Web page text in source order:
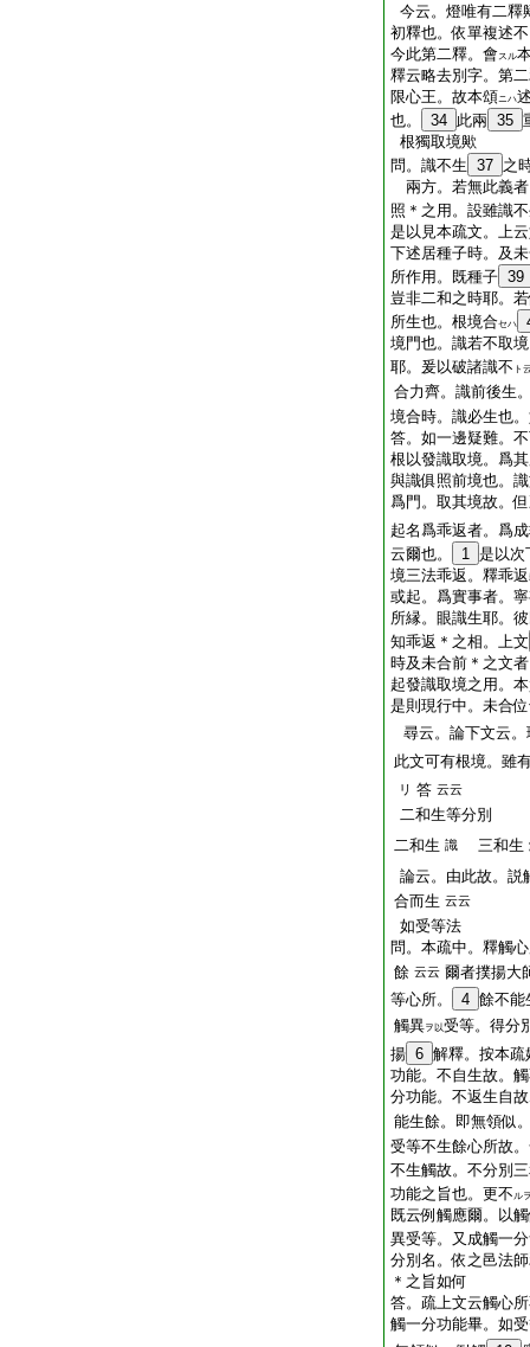
今云。燈唯有二釋
初釋也。依單複述
今此第二釋。會スル
釋云略去別字。第
限心王。故本頌ニハ
也。
34 此兩 35
根獨取境歟
問。識不生 37 之
兩方。若無此義
照＊之用。設雖識
是以見本疏文。上
下述居種子時。及
所作用。既種子 39
豈非二和之時耶。
所生也。根境合セハ
境門也。識若不取
耶。爰以破諸識不 ト
合力齊。識前後生
境合時。識必生也
答。如一邊疑難。
根以發識取境。爲
與識俱照前境也。
爲門。取其境故。
起名爲乖返者。爲
云爾也。
1 是以次
境三法乖返。釋乖
或起。爲實事者。
所縁。眼識生耶。
知乖返＊之相。上文
時及未合前＊之文
起發識取境之用。
是則現行中。未合
尋云。論下文云
此文可有根境。雖
リ 答 云云
二和生等分別
二和生 識 三和生
論云。由此故。説
合而生 云云
如受等法
問。本疏中。釋觸
餘 云云 爾者撲揚大
等心所。
4 餘不能
觸異ヲ以受等。得分
揚 6 解釋。按本疏
功能。不自生故。
分功能。不返生自故
能生餘。即無領似
受等不生餘心所故
不生觸故。不分別
功能之旨也。更不ル
既云例觸應爾。以
異受等。又成觸一
分別名。依之邑法
＊之旨如何
答。疏上文云觸心
觸一分功能畢。如